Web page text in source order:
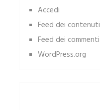
Accedi
Feed dei contenuti
Feed dei commenti
WordPress.org